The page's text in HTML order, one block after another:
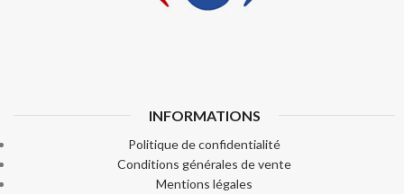
INFORMATIONS
Politique de confidentialité
Conditions générales de vente
Mentions légales